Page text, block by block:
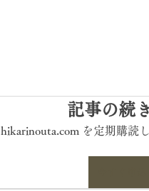
記事の続
hikarinouta.com を定期購読